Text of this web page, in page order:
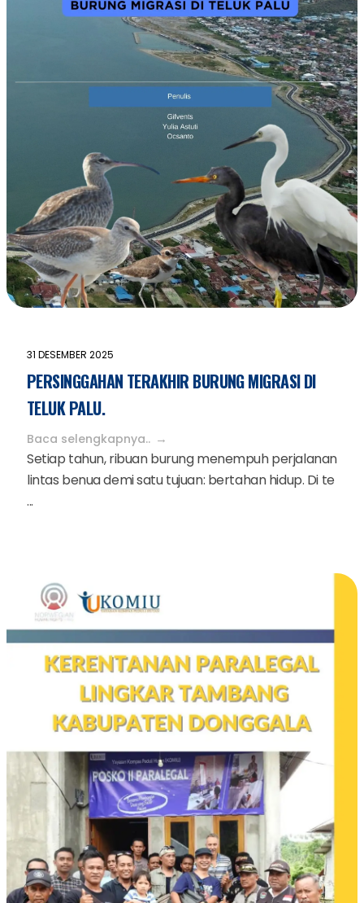
31 DESEMBER 2025
PERSINGGAHAN TERAKHIR BURUNG MIGRASI DI
TELUK PALU.
Baca selengkapnya..
Setiap tahun, ribuan burung menempuh perjalanan
lintas benua demi satu tujuan: bertahan hidup. Di te
...